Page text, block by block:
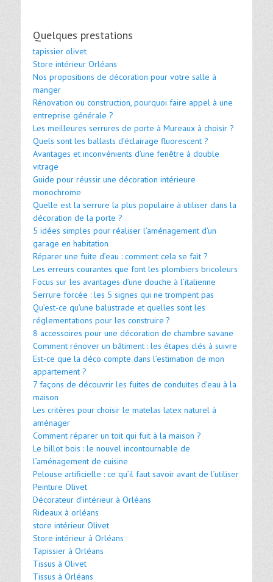
Quelques prestations
tapissier olivet
Store intérieur Orléans
Nos propositions de décoration pour votre salle à
manger
Rénovation ou construction, pourquoi faire appel à une
entreprise générale ?
Les meilleures serrures de porte à Mureaux à choisir ?
Quels sont les ballasts d’éclairage fluorescent ?
Avantages et inconvénients d’une fenêtre à double
vitrage
Guide pour réussir une décoration intérieure
monochrome
Quelle est la serrure la plus populaire à utiliser dans la
décoration de la porte ?
5 idées simples pour réaliser l’aménagement d’un
garage en habitation
Réparer une fuite d’eau : comment cela se fait ?
Les erreurs courantes que font les plombiers bricoleurs
Focus sur les avantages d’une douche à l’italienne
Serrure forcée : les 5 signes qui ne trompent pas
Qu’est-ce qu’une balustrade et quelles sont les
réglementations pour les construire ?
8 accessoires pour une décoration de chambre savane
Comment rénover un bâtiment : les étapes clés à suivre
Est-ce que la déco compte dans l’estimation de mon
appartement ?
7 façons de découvrir les fuites de conduites d’eau à la
maison
Les critères pour choisir le matelas latex naturel à
aménager
Comment réparer un toit qui fuit à la maison ?
Le billot bois : le nouvel incontournable de
l’aménagement de cuisine
Pelouse artificielle : ce qu’il faut savoir avant de l’utiliser
Peinture Olivet
Décorateur d’intérieur à Orléans
Rideaux à orléans
store intérieur Olivet
Store intérieur à Orléans
Tapissier à Orléans
Tissus à Olivet
Tissus à Orléans